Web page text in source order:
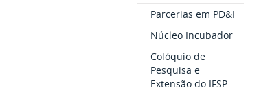
Parcerias em PD&I
Núcleo Incubador
Colóquio de
Pesquisa e
Extensão do IFSP -